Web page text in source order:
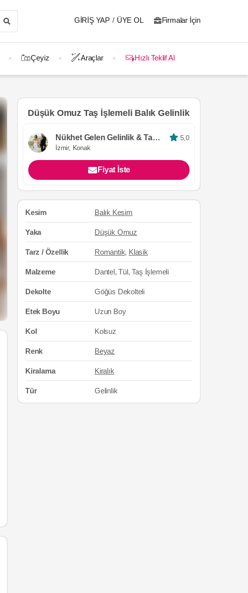
GIRIŞ YAP / ÜYE OL Firmalar İçin
Çeyiz Araçlar Hızlı Teklif Al
Düşük Omuz Taş İşlemeli Balık Gelinlik
Nükhet Gelen Gelinlik & Tasarım Atölyesi 5,0
İzmir, Konak
Fiyat İste
Kesim Balık Kesim
Yaka Düşük Omuz
Tarz / Özellik Romantik, Klasik
Malzeme Dantel, Tül, Taş İşlemeli
Dekolte Göğüs Dekolteli
Etek Boyu Uzun Boy
Kol Kolsuz
Renk Beyaz
Kiralama Kiralık
Tür Gelinlik